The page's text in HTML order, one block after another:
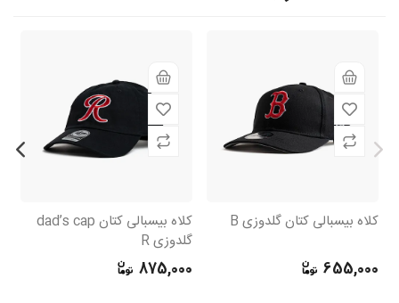
کلاه بیسبالی کتان گلدوزی B
655,000
کلاه بیسبالی کتان dad’s cap
گلدوزی R
875,000